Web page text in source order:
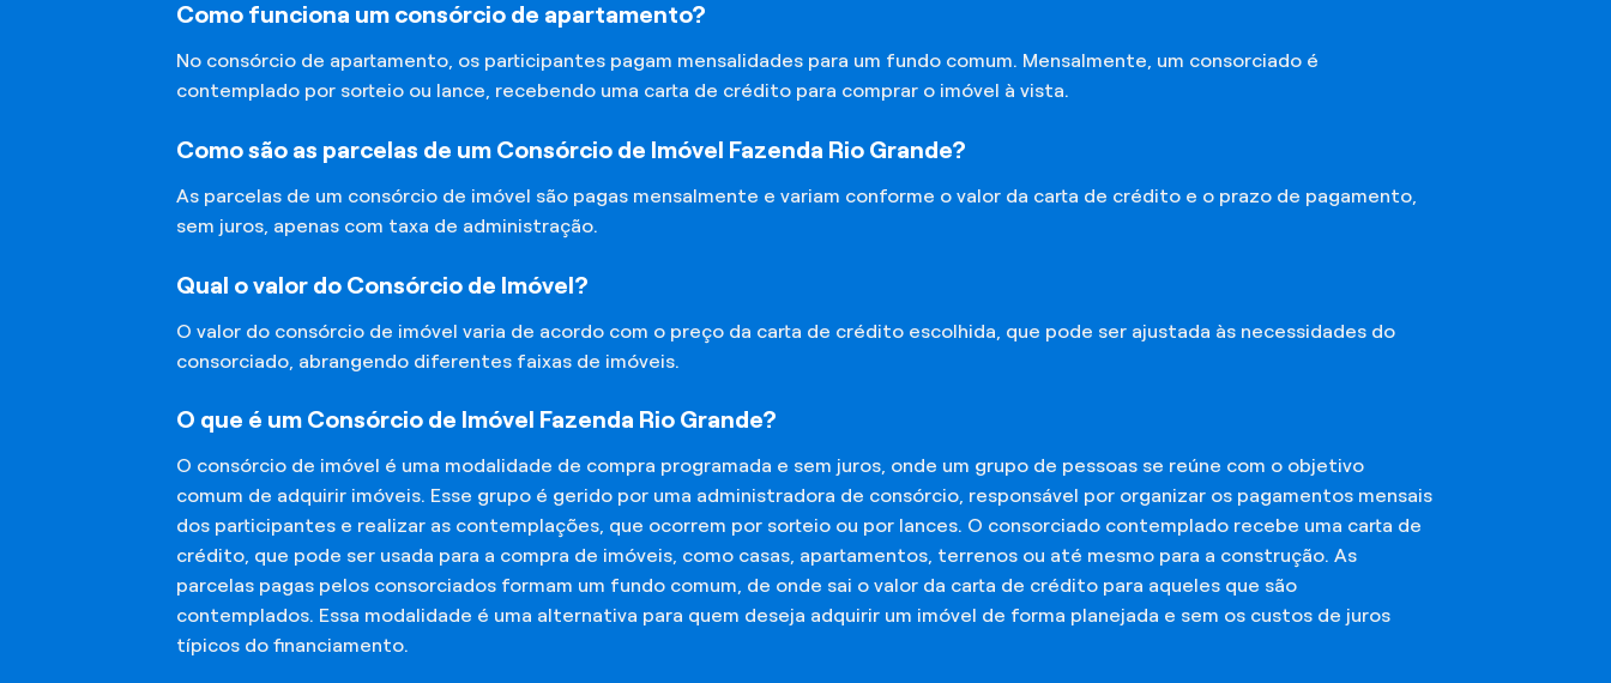
Como funciona um consórcio de apartamento?
No consórcio de apartamento, os participantes pagam mensalidades para um fundo comum. Mensalmente, um consorciado é
contemplado por sorteio ou lance, recebendo uma carta de crédito para comprar o imóvel à vista.
Como são as parcelas de um Consórcio de Imóvel Fazenda Rio Grande?
As parcelas de um consórcio de imóvel são pagas mensalmente e variam conforme o valor da carta de crédito e o prazo de pagamento,
sem juros, apenas com taxa de administração.
Qual o valor do Consórcio de Imóvel?
O valor do consórcio de imóvel varia de acordo com o preço da carta de crédito escolhida, que pode ser ajustada às necessidades do
consorciado, abrangendo diferentes faixas de imóveis.
O que é um Consórcio de Imóvel Fazenda Rio Grande?
O consórcio de imóvel é uma modalidade de compra programada e sem juros, onde um grupo de pessoas se reúne com o objetivo
comum de adquirir imóveis. Esse grupo é gerido por uma administradora de consórcio, responsável por organizar os pagamentos mensais
dos participantes e realizar as contemplações, que ocorrem por sorteio ou por lances. O consorciado contemplado recebe uma carta de
crédito, que pode ser usada para a compra de imóveis, como casas, apartamentos, terrenos ou até mesmo para a construção. As
parcelas pagas pelos consorciados formam um fundo comum, de onde sai o valor da carta de crédito para aqueles que são
contemplados. Essa modalidade é uma alternativa para quem deseja adquirir um imóvel de forma planejada e sem os custos de juros
típicos do financiamento.